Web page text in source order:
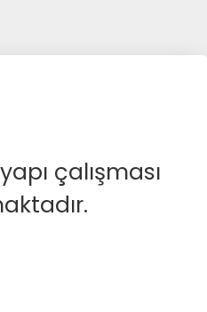
çalışması